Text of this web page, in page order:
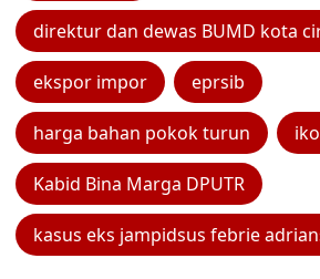
direktur dan dewas BUMD kota
ekspor impor eprsib
harga bahan pokok turun
Kabid Bina Marga DPUTR
kasus eks jampidsus febrie